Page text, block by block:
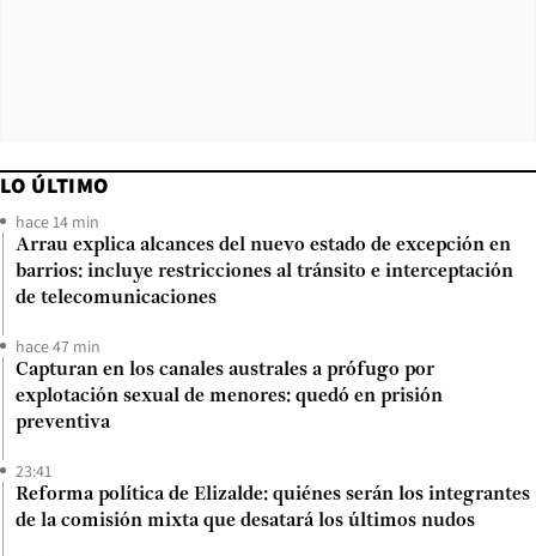
LO ÚLTIMO
hace 14 min
Arrau explica alcances del nuevo estado de excepción en
barrios: incluye restricciones al tránsito e interceptación
de telecomunicaciones
hace 47 min
Capturan en los canales australes a prófugo por
explotación sexual de menores: quedó en prisión
preventiva
23:41
Reforma política de Elizalde: quiénes serán los integrantes
de la comisión mixta que desatará los últimos nudos